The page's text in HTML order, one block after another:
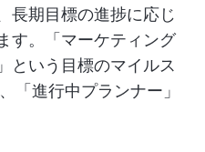
長期目標の進捗に応じ
す。「マーケティング
という目標のマイルス
「進行中プランナー」